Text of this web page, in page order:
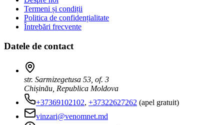
Termeni și condiții
Politica de confidențialitate
Întrebări frecvente
Datele de contact
str. Sarmizegetusa 53, of. 3
Chișinău, Republica Moldova
+37369102102, +37322627262 (apel gratuit)
vinzari@venomnet.md